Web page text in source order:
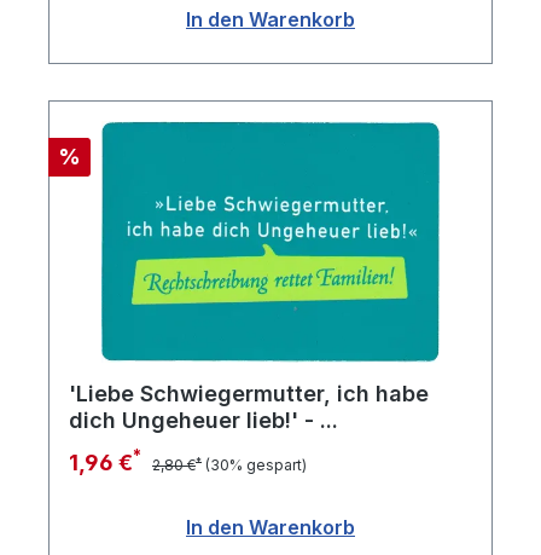
In den Warenkorb
Rabatt
%
'Liebe Schwiegermutter, ich habe
dich Ungeheuer lieb!' - ...
1,96 €* 2,80 €* (30% gespart)
In den Warenkorb